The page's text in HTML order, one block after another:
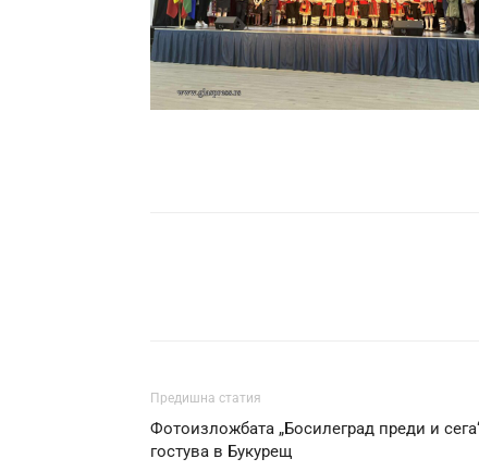
Предишна статия
Фотоизложбата „Босилеград преди и
гостува в Букурещ